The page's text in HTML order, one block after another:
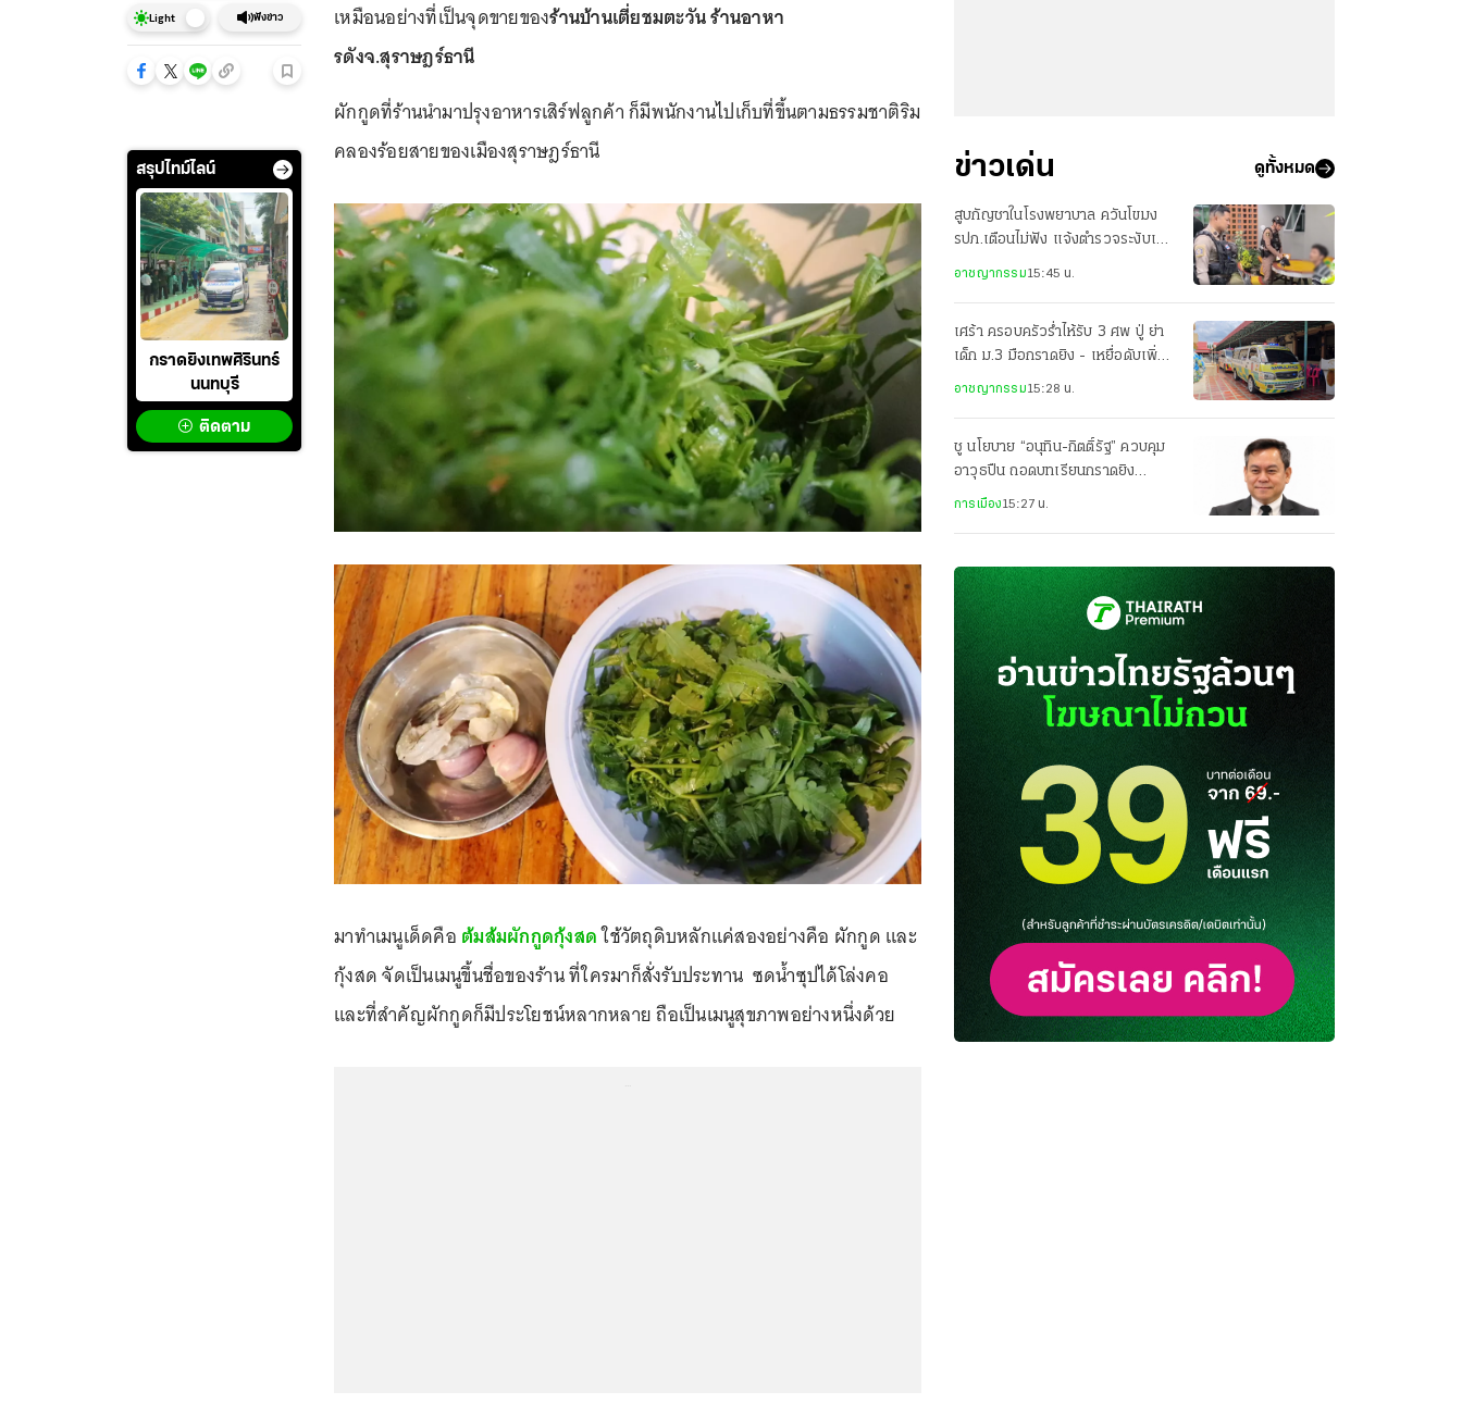
Light ฟังข่าว
สรุปไทม์ไลน์
กราดยิงเทพศิรินทร์
นนทบุรี
ติดตาม
เหมือนอย่างที่เป็นจุดขายของร้านบ้านเตี่ยชมตะวัน ร้านอาหา
รดังจ.สุราษฎร์ธานี
ผักกูดที่ร้านนำมาปรุงอาหารเสิร์ฟลูกค้า ก็มีพนักงานไปเก็บที่ขึ้นตามธรรมชาติริม
คลองร้อยสายของเมืองสุราษฎร์ธานี
มาทำเมนูเด็ดคือ ต้มส้มผักกูดกุ้งสดใช้วัตถุดิบหลักแค่สองอย่างคือ ผักกูด และ
กุ้งสด จัดเป็นเมนูขึ้นชื่อของร้าน ที่ใครมาก็สั่งรับประทาน ซดน้ำซุปได้โล่งคอ
และที่สำคัญผักกูดก็มีประโยชน์หลากหลาย ถือเป็นเมนูสุขภาพอย่างหนึ่งด้วย
ข่าวเด่น ดูทั้งหมด
สูบกัญชาในโรงพยาบาล ควันโขมง
รปภ.เตือนไม่ฟัง แจ้งตำรวจระงับเหตุ
อาชญากรรม15:45 น.
เศร้า ครอบครัวร่ำไห้รับ 3 ศพ ปู่ ย่า
เด็ก ม.3 มือกราดยิง - เหยื่อดับเพิ่ม
อาชญากรรม15:28 น.
ชู นโยบาย “อนุทิน-กิตติ์รัฐ” ควบคุม
อาวุธปืน ถอดบทเรียนกราดยิง
เทพศิรินทร์
การเมือง15:27 น.